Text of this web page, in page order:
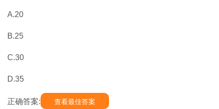
A.20
B.25
C.30
D.35
正确答案: 查看最佳答案